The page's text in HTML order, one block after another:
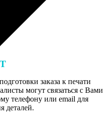
заказа к печати
могут связаться с Вами
телефону или email для
деталей.